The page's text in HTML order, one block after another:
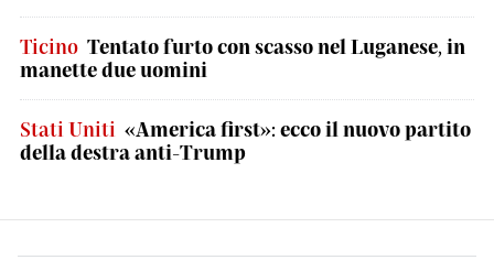
Ticino Tentato furto con scasso nel Luganese, in
manette due uomini
Stati Uniti «America first»: ecco il nuovo partito
della destra anti-Trump